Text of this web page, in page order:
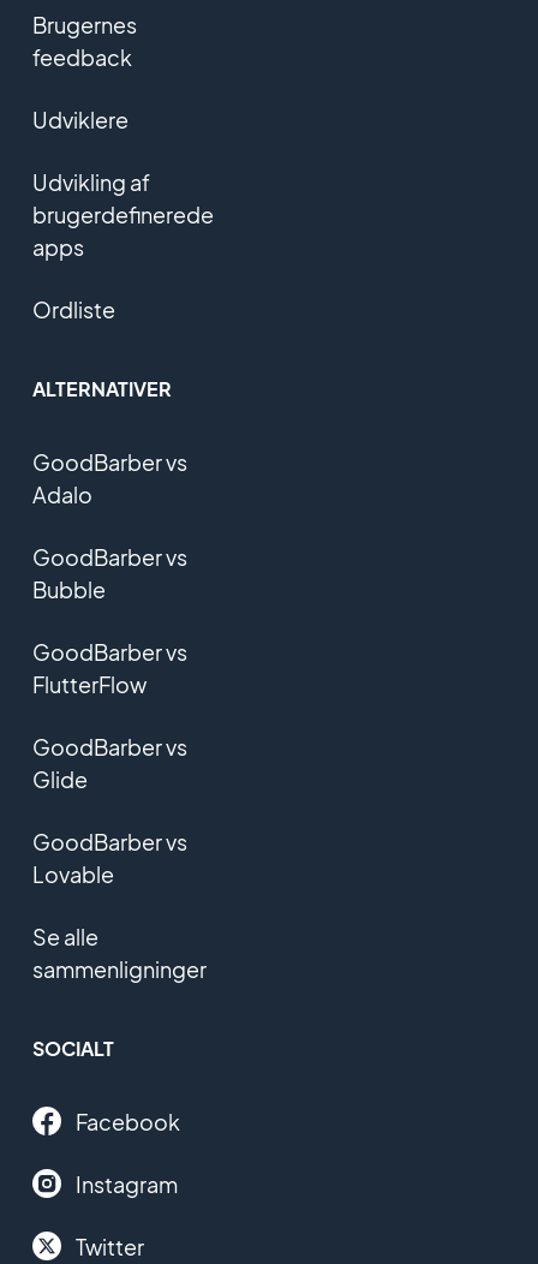
Brugernes
feedback
Udviklere
Udvikling af
brugerdefinerede
apps
Ordliste
ALTERNATIVER
GoodBarber vs
Adalo
GoodBarber vs
Bubble
GoodBarber vs
FlutterFlow
GoodBarber vs
Glide
GoodBarber vs
Lovable
Se alle
sammenligninger
SOCIALT
Facebook
Instagram
Twitter